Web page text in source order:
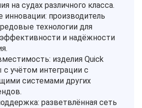
на судах различного класса.
производитель
технологии для
и надёжности
изделия Quick
с учётом интеграции с
системами других
разветвлённая сеть